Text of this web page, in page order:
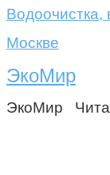
Водоочистка,
Москве
ЭкоМир
ЭкоМир